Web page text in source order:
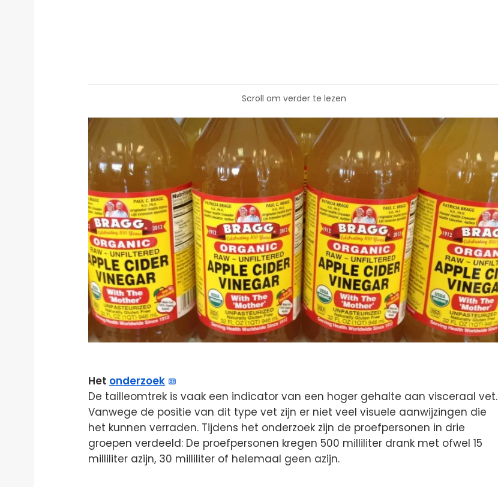
Scroll om verder te lezen
Het onderzoek
De tailleomtrek is vaak een indicator van een hoger gehalte aan visceraal vet.
Vanwege de positie van dit type vet zijn er niet veel visuele aanwijzingen die
het kunnen verraden. Tijdens het onderzoek zijn de proefpersonen in drie
groepen verdeeld: De proefpersonen kregen 500 milliliter drank met ofwel 15
milliliter azijn, 30 milliliter of helemaal geen azijn.